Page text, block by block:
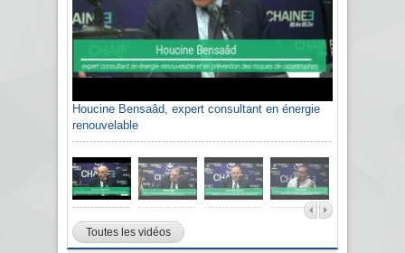
Houcine Bensaâd, expert consultant en énergie
renouvelable
Toutes les vidéos